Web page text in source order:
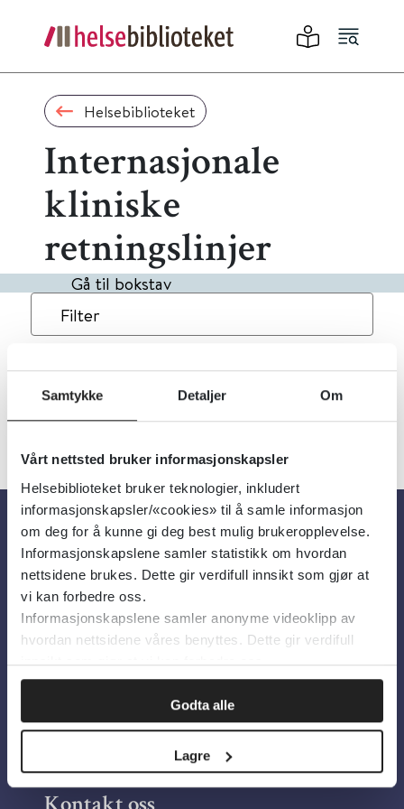
Samtykke Detaljer Om
Vårt nettsted bruker informasjonskapsler
Helsebiblioteket bruker teknologier, inkludert
informasjonskapsler/«cookies» til å samle informasjon
om deg for å kunne gi deg best mulig brukeropplevelse.
Informasjonskapslene samler statistikk om hvordan
nettsidene brukes. Dette gir verdifull innsikt som gjør at
vi kan forbedre oss.
Informasjonskapslene samler anonyme videoklipp av
hvordan nettsidene våres benyttes. Dette gir verdifull
innsikt som gjør at vi kan forbedre oss.
Godta alle
Lagre
Helsebiblioteket
Internasjonale
kliniske
retningslinjer
Gå til bokstav
Filter
Om oss
Om Helsebiblioteket
Personvern og informasjonskapsler
Tilgjengelighetserklæring
Information in English
Bilder fra Colourbox.com